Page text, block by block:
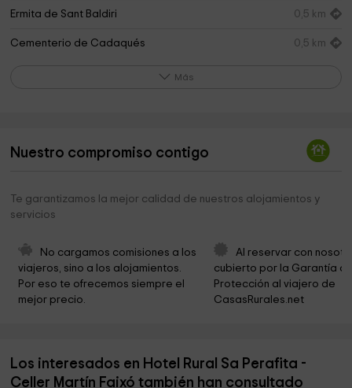
Ermita de Sant Baldiri 0,5 km
Cementerio de Cadaqués 0,5 km
Museo di Cadaqués 0,7 km
Parròquia de Cadaqués
Katholische Kirche
Ayuntamiento de Cadaqués
Parking 0,9 km
Excursión Sábado 1,3 km
Más
Nuestro compromiso contigo
Te garantizamos la mejor calidad de nuestros alojamientos y
servicios
No cargamos comisiones a los
viajeros, sino a los alojamientos.
Por eso te ofrecemos siempre el
mejor precio.
Al reservar con
cubierto por la Garantía
Protección al viajero de
CasasRurales.net
Los interesados en Hotel Rural Sa Perafita -
Celler Martín Faixó también han consultado